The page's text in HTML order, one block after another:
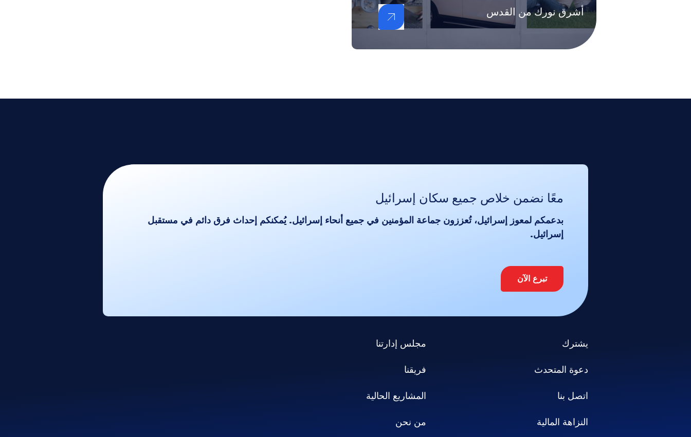
أشرق نورك من القدس
معًا نضمن خلاص جميع سكان إسرائيل
بدعمكم لمعوز إسرائيل، تُعززون جماعة المؤمنين في جميع أنحاء إسرائيل. يُمكنكم إحداث فرق دائم في مستقبل
إسرائيل.
تبرع الآن
يشترك
دعوة المتحدث
اتصل بنا
النزاهة المالية
مجلس إدارتنا
فريقنا
المشاريع الحالية
من نحن